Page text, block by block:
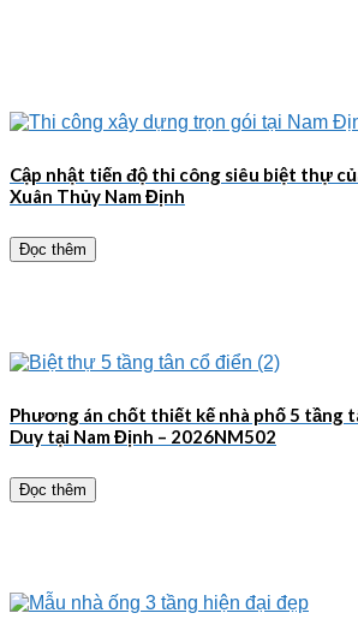
Cập nhật tiến độ thi công siêu biệt thự
Xuân Thủy Nam Định
Đọc thêm
Phương án chốt thiết kế nhà phố 5 tầng
Duy tại Nam Định – 2026NM502
Đọc thêm